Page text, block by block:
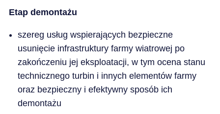
Etap demontażu
szereg usług wspierających bezpieczne
usunięcie infrastruktury farmy wiatrowej po
zakończeniu jej eksploatacji, w tym ocena stanu
technicznego turbin i innych elementów farmy
oraz bezpieczny i efektywny sposób ich
demontażu